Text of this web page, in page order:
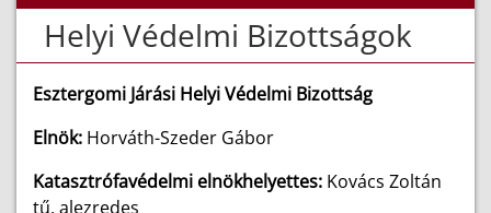
Helyi Védelmi Bizottságok
Esztergomi Járási Helyi Védelmi Bizottság
Elnök: Horváth-Szeder Gábor
Katasztrófavédelmi elnökhelyettes: Kovács Zoltán
tű. alezredes